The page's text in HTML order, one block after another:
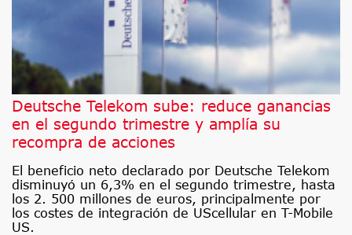
Deutsche Telekom sube: reduce ganancias
en el segundo trimestre y amplía su
recompra de acciones
El beneficio neto declarado por Deutsche Telekom
disminuyó un 6,3% en el segundo trimestre, hasta
los 2. 500 millones de euros, principalmente por
los costes de integración de UScellular en T-Mobile
US.